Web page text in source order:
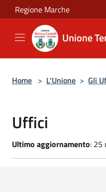
Salta al contenuto principale
Regione Marche
Unione
Home > L'Unione > Gli
Uffici
Ultimo aggiornamento: 25